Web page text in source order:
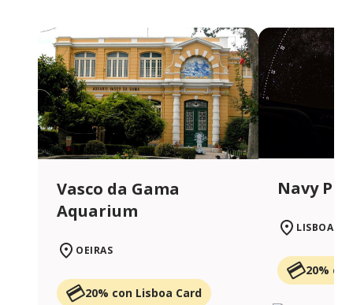
Vasco da Gama
Aquarium
OEIRAS
20% con Lisboa Card
Navy
LISBOA
20%